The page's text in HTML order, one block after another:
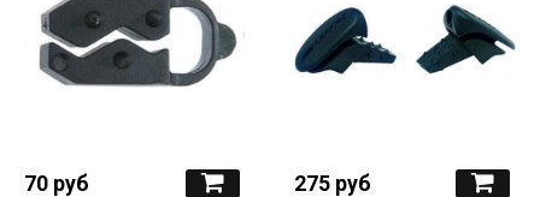
70 руб 275 руб